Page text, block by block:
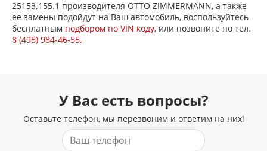
25153.155.1 производителя OTTO ZIMMERMANN, а также
ее замены подойдут на Ваш автомобиль, воспользуйтесь
бесплатным подбором по VIN коду, или позвоните по тел.
8 (495) 984-46-55.
У Вас есть вопросы?
Оставьте телефон, мы перезвоним и ответим на них!